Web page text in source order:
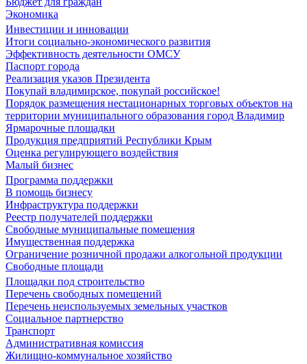
Экономика
Инвестиции и инновации
Итоги социально-экономического развития
Эффективность деятельности ОМСУ
Паспорт города
Реализация указов Президента
Покупай владимирское, покупай российское!
Порядок размещения нестационарных торговых объектов на
территории муниципального образования город Владимир
Ярмарочные площадки
Продукция предприятий Республики Крым
Оценка регулирующего воздействия
Малый бизнес
Программа поддержки
В помощь бизнесу
Инфраструктура поддержки
Реестр получателей поддержки
Свободные муниципальные помещения
Имущественная поддержка
Ограничение розничной продажи алкогольной продукции
Свободные площади
Площадки под строительство
Перечень свободных помещений
Перечень неиспользуемых земельных участков
Социальное партнерство
Транспорт
Административная комиссия
Жилищно-коммунальное хозяйство